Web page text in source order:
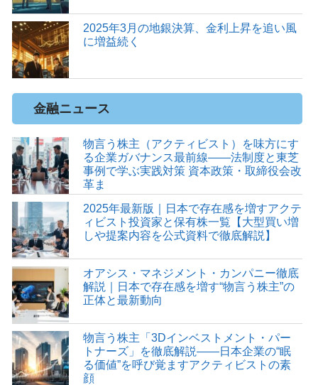
2025年3月の地銀決算、金利上昇を追い風
に増益続く
金融ニュース
物言う株主（アクティビスト）を味方にす
る企業ガバナンス最前線――法制度と東芝
事例で学ぶ実践対策 資本政策・取締役会改
革ま
2025年最新版｜日本で存在感を増すアクテ
ィビスト投資家と保有株一覧【大型買い増
しや提案内容を公式資料で徹底解説】
オアシス・マネジメント・カンパニー徹底
解説｜日本で存在感を増す“物言う株主”の
正体と最新動向
物言う株主「3Dインベストメント・パー
トナーズ」を徹底解説――日本企業の“眠
る価値”を呼び覚ますアクティビストの素
顔